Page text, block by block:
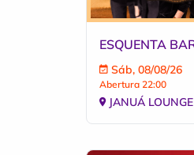
Sáb, 08/08/26
Abertura 22:00
JANUÁ LOUNGE